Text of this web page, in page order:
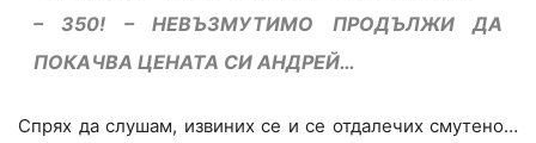
– 350! – НЕВЪЗМУТИМО ПРОДЪЛЖИ ДА
ПОКАЧВА ЦЕНАТА СИ АНДРЕЙ…
Спрях да слушам, извиних се и се отдалечих смутено…